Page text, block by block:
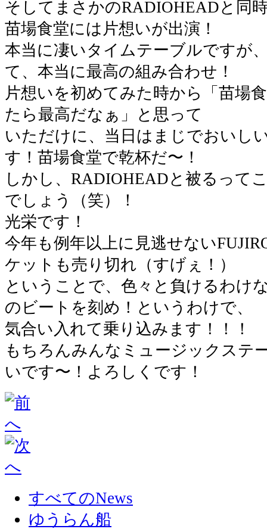
そしてまさかのRADIOHEADと同
苗場食堂には片想いが出演！
本当に凄いタイムテーブルですが
て、本当に最高の組み合わせ！
片想いを初めてみた時から「苗場
たら最高だなぁ」と思って
いただけに、当日はまじでおいし
す！苗場食堂で乾杯だ〜！
しかし、RADIOHEADと被るって
でしょう（笑）！
光栄です！
今年も例年以上に見逃せない
ケットも売り切れ（すげぇ！）
ということで、色々と負けるわけ
のビートを刻め！というわけで、
気合い入れて乗り込みます！！！
もちろんみんなミュージックステ
いです〜！よろしくです！
すべてのNews
ゆうらん船